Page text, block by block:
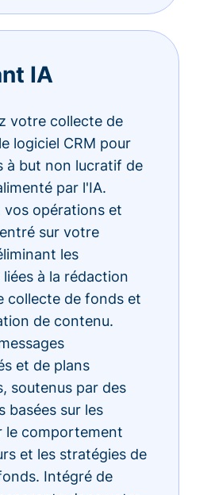
IA
votre collecte de
logiciel CRM pour
à but non lucratif de
par l'IA.
vos opérations et
sur votre
les
à la rédaction
collecte de fonds et
de contenu.
et de plans
soutenus par des
basées sur les
le comportement
et les stratégies de
Intégré de